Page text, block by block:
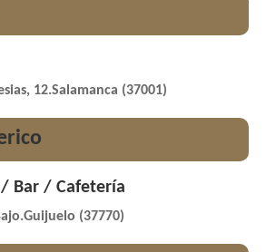
12.Salamanca (37001)
Bar / Cafetería
(37770)